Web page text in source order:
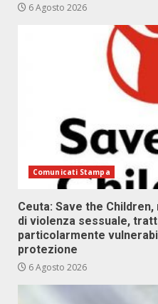
6 Agosto 2026
Comunicati Stampa
Ceuta: Save the
di violenza sessuale,
particolarmente
protezione
6 Agosto 2026